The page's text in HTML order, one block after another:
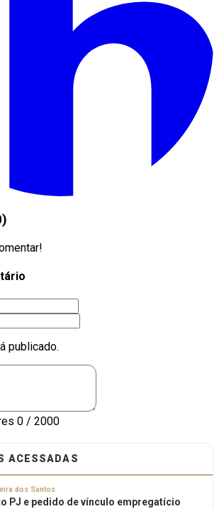
publicado.
0 / 2000
ACESSADAS
dos Santos
PJ e pedido de vínculo empregatício